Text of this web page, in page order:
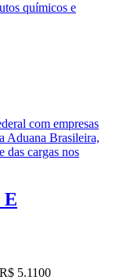
químicos e
com empresas
Aduana Brasileira,
das cargas nos
E
R$ 5.1100